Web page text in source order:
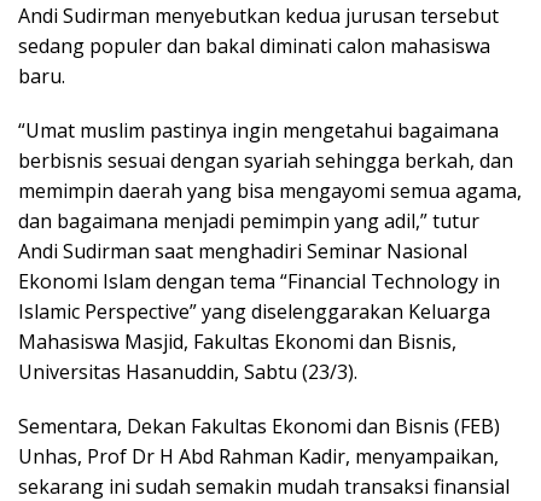
Andi Sudirman menyebutkan kedua jurusan tersebut
sedang populer dan bakal diminati calon mahasiswa
baru.
“Umat muslim pastinya ingin mengetahui bagaimana
berbisnis sesuai dengan syariah sehingga berkah, dan
memimpin daerah yang bisa mengayomi semua agama,
dan bagaimana menjadi pemimpin yang adil,” tutur
Andi Sudirman saat menghadiri Seminar Nasional
Ekonomi Islam dengan tema “Financial Technology in
Islamic Perspective” yang diselenggarakan Keluarga
Mahasiswa Masjid, Fakultas Ekonomi dan Bisnis,
Universitas Hasanuddin, Sabtu (23/3).
Sementara, Dekan Fakultas Ekonomi dan Bisnis (FEB)
Unhas, Prof Dr H Abd Rahman Kadir, menyampaikan,
sekarang ini sudah semakin mudah transaksi finansial